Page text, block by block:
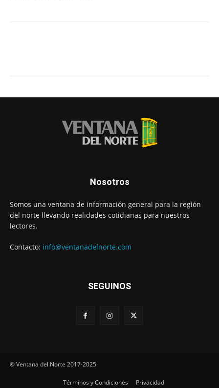
Nosotros
Somos una ventana de información general para la región
del norte llevando realidades cotidianas para nuestros
lectores.
Contacto: info@ventanadelnorte.com
SEGUINOS
© Ventana del Norte 2017-2025
Términos y Condiciones Privacidad